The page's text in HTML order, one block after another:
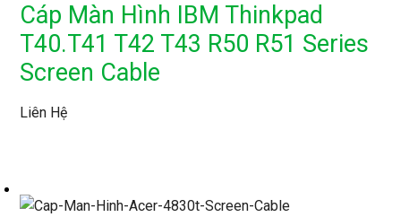
Cáp Màn Hình IBM Thinkpad
T40.T41 T42 T43 R50 R51 Series
Screen Cable
Liên Hệ